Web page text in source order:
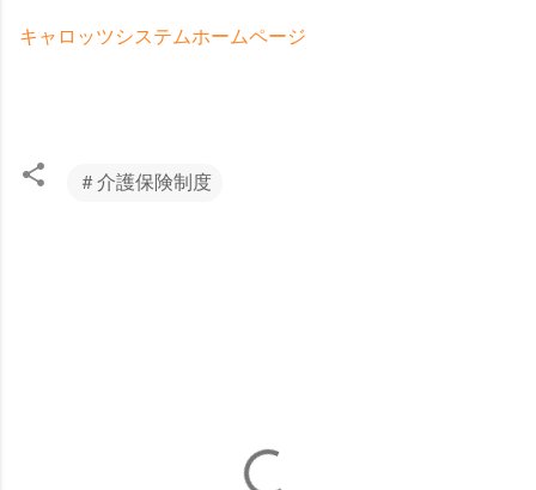
キャロッツシステムホームページ
＃介護保険制度